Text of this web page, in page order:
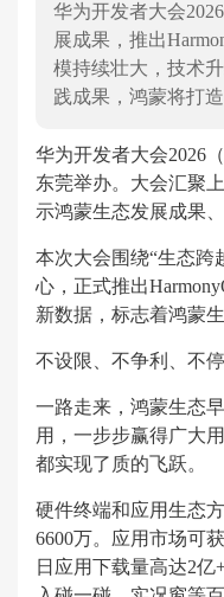
华为开发者大会
展成果，推出
模持续壮大，技术
践成果，鸿蒙将打
华为开发者大会2026
东莞举办。大会汇聚
示鸿蒙生态发展成果
本次大会围绕“生态跨
心，正式推出
新数据，标志着鸿蒙
不设限、不争利、不
一路走来，鸿蒙生态
用，一步步赢得广大
都实现了质的飞跃。
硬件终端和应用生态
6600万。应用市场可
日应用下载量高达2亿